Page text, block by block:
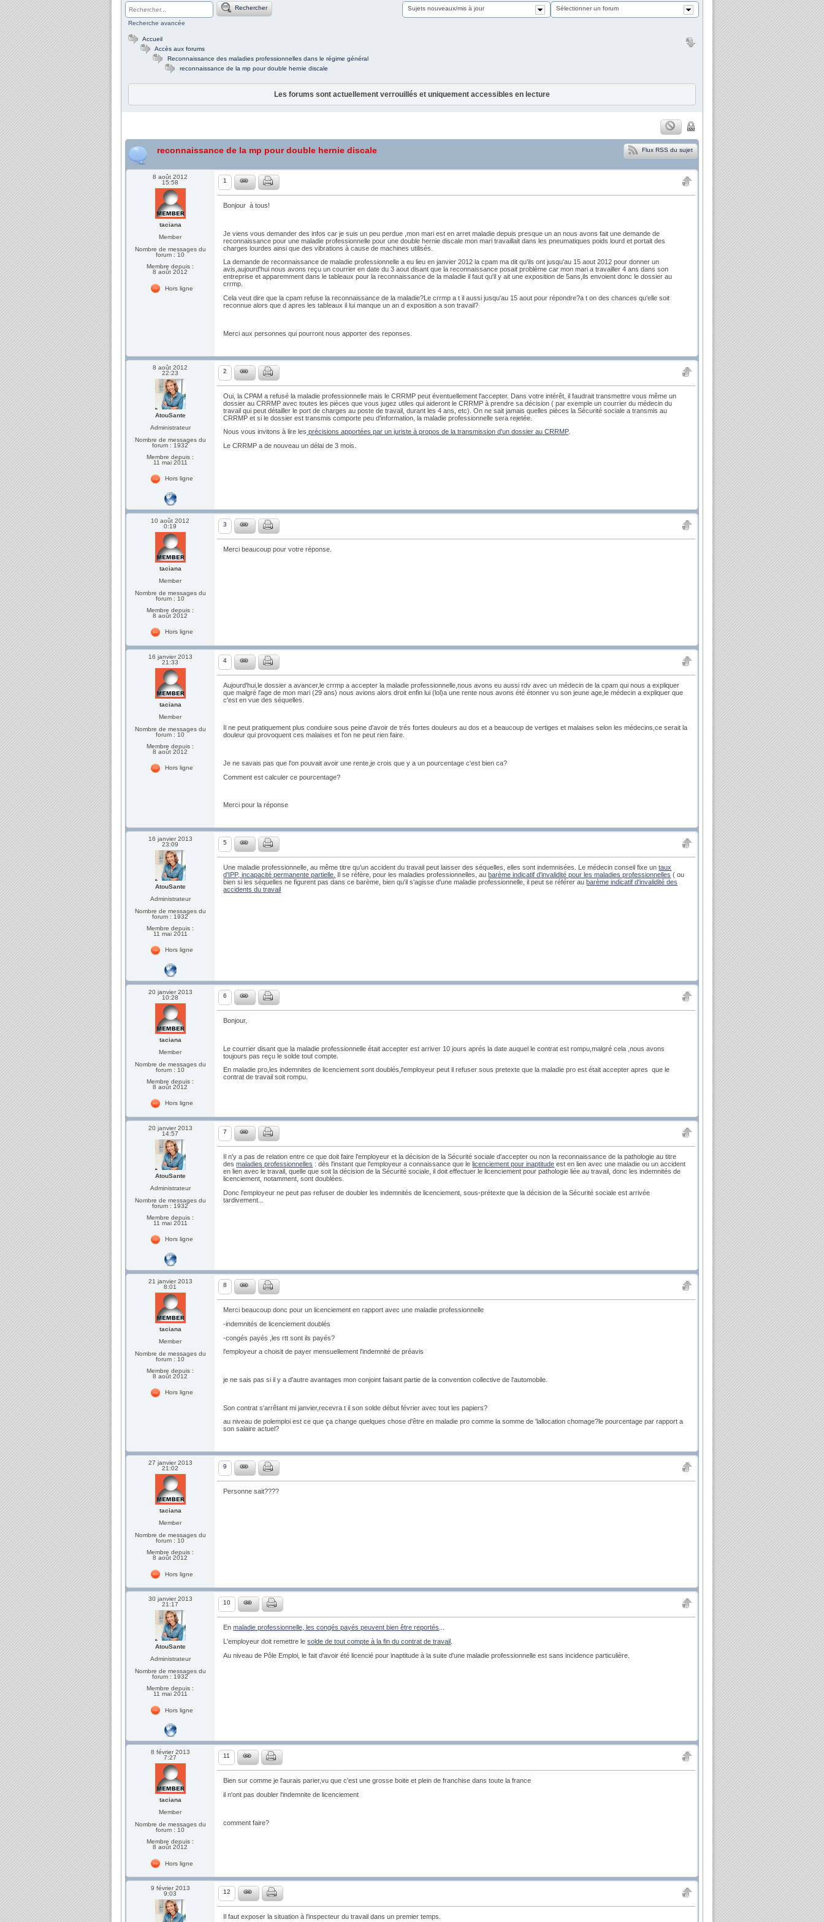
Sélectionner un forum
Sujets nouveaux/mis à jour
Rechercher
Recherche avancée
Accueil
Accès aux forums
Reconnaissance des maladies professionnelles dans le régime général
reconnaissance de la mp pour double hernie discale
Les forums sont actuellement verrouillés et uniquement accessibles en lecture
Flux RSS du sujet
reconnaissance de la mp pour double hernie discale
8 août 2012
15:58
taciana
Member
Nombre de messages du
forum : 10
Membre depuis :
8 août 2012
Hors ligne
1
Bonjour à tous!
Je viens vous demander des infos car je suis un peu perdue ,mon mari est en arret maladie depuis presque un an nous avons fait une demande de
reconnaissance pour une maladie professionnelle pour une double hernie discale mon mari travaillait dans les pneumatiques poids lourd et portait des
charges lourdes ainsi que des vibrations à cause de machines utilisés.
La demande de reconnaissance de maladie professionnelle a eu lieu en janvier 2012 la cpam ma dit qu'ils ont jusqu'au 15 aout 2012 pour donner un
avis,aujourd'hui nous avons reçu un courrier en date du 3 aout disant que la reconnaissance posait problème car mon mari a travailler 4 ans dans son
entreprise et apparemment dans le tableaux pour la reconnaissance de la maladie il faut qu'il y ait une exposition de 5ans,ils envoient donc le dossier au
crrmp.
Cela veut dire que la cpam refuse la reconnaissance de la maladie?Le crrmp a t il aussi jusqu'au 15 aout pour répondre?a t on des chances qu'elle soit
reconnue alors que d apres les tableaux il lui manque un an d exposition a son travail?
Merci aux personnes qui pourront nous apporter des reponses.
8 août 2012
22:23
AtouSante
Administrateur
Nombre de messages du
forum : 1932
Membre depuis :
11 mai 2011
Hors ligne
2
Oui, la CPAM a refusé la maladie professionnelle mais le CRRMP peut éventuellement l'accepter. Dans votre intérêt, il faudrait transmettre vous même un
dossier au CRRMP avec toutes les pièces que vous jugez utiles qui aideront le CRRMP à prendre sa décision ( par exemple un courrier du médecin du
travail qui peut détailler le port de charges au poste de travail, durant les 4 ans, etc). On ne sait jamais quelles pièces la Sécurité sociale a transmis au
CRRMP et si le dossier est transmis comporte peu d'information, la maladie professionnelle sera rejetée.
Nous vous invitons à lire les précisions apportées par un juriste à propos de la transmission d'un dossier au CRRMP.
Le CRRMP a de nouveau un délai de 3 mois.
10 août 2012
0:19
taciana
Member
Nombre de messages du
forum : 10
Membre depuis :
8 août 2012
Hors ligne
3
Merci beaucoup pour votre réponse.
16 janvier 2013
21:33
taciana
Member
Nombre de messages du
forum : 10
Membre depuis :
8 août 2012
Hors ligne
4
Aujourd'hui,le dossier a avancer,le crrmp a accepter la maladie professionnelle,nous avons eu aussi rdv avec un médecin de la cpam qui nous a expliquer
que malgré l'age de mon mari (29 ans) nous avions alors droit enfin lui (lol)a une rente nous avons été étonner vu son jeune age,le médecin a expliquer que
c'est en vue des séquelles.
Il ne peut pratiquement plus conduire sous peine d'avoir de trés fortes douleurs au dos et a beaucoup de vertiges et malaises selon les médecins,ce serait la
douleur qui provoquent ces malaises et l'on ne peut rien faire.
Je ne savais pas que l'on pouvait avoir une rente,je crois que y a un pourcentage c'est bien ca?
Comment est calculer ce pourcentage?
Merci pour la réponse
16 janvier 2013
23:09
AtouSante
Administrateur
Nombre de messages du
forum : 1932
Membre depuis :
11 mai 2011
Hors ligne
5
Une maladie professionnelle, au même titre qu'un accident du travail peut laisser des séquelles, elles sont indemnisées. Le médecin conseil fixe untaux
d'IPP, incapacité permanente partielle. Il se réfère, pour les maladies professionnelles, aubarème indicatif d'invalidité pour les maladies professionnelles ( ou
bien si les séquelles ne figurent pas dans ce barème, bien qu'il s'agisse d'une maladie professionnelle, il peut se référer aubarème indicatif d'invalidité des
accidents du travail
20 janvier 2013
10:28
taciana
Member
Nombre de messages du
forum : 10
Membre depuis :
8 août 2012
Hors ligne
6
Bonjour,
Le courrier disant que la maladie professionnelle était accepter est arriver 10 jours aprés la date auquel le contrat est rompu,malgré cela ,nous avons
toujours pas reçu le solde tout compte.
En maladie pro,les indemnites de licenciement sont doublés,l'employeur peut il refuser sous pretexte que la maladie pro est était accepter apres que le
contrat de travail soit rompu.
20 janvier 2013
14:57
AtouSante
Administrateur
Nombre de messages du
forum : 1932
Membre depuis :
11 mai 2011
Hors ligne
7
Il n'y a pas de relation entre ce que doit faire l'employeur et la décision de la Sécurité sociale d'accepter ou non la reconnaissance de la pathologie au titre
desmaladies professionnelles : dès l'instant que l'employeur a connaissance que lelicenciement pour inaptitude est en lien avec une maladie ou un accident
en lien avec le travail, quelle que soit la décision de la Sécurité sociale, il doit effectuer le licenciement pour pathologie liée au travail, donc les indemnités de
licenciement, notamment, sont doublées.
Donc l'employeur ne peut pas refuser de doubler les indemnités de licenciement, sous-prétexte que la décision de la Sécurité sociale est arrivée
tardivement...
21 janvier 2013
8:01
taciana
Member
Nombre de messages du
forum : 10
Membre depuis :
8 août 2012
Hors ligne
8
Merci beaucoup donc pour un licenciement en rapport avec une maladie professionnelle
-indemnités de licenciement doublés
-congés payés ,les rtt sont ils payés?
l'employeur a choisit de payer mensuellement l'indemnité de préavis
je ne sais pas si il y a d'autre avantages mon conjoint faisant partie de la convention collective de l'automobile.
Son contrat s'arrêtant mi janvier,recevra t il son solde début février avec tout les papiers?
au niveau de polemploi est ce que ça change quelques chose d'être en maladie pro comme la somme de 'lallocation chomage?le pourcentage par rapport a
son salaire actuel?
27 janvier 2013
21:02
taciana
Member
Nombre de messages du
forum : 10
Membre depuis :
8 août 2012
Hors ligne
9
Personne sait????
30 janvier 2013
21:17
AtouSante
Administrateur
Nombre de messages du
forum : 1932
Membre depuis :
11 mai 2011
Hors ligne
10
Enmaladie professionnelle, les congés payés peuvent bien être reportés
L'employeur doit remettre lesolde de tout compte à la fin du contrat de travail
Au niveau de Pôle Emploi, le fait d'avoir été licencié pour inaptitude à la suite d'une maladie professionnelle est sans incidence particulière.
8 février 2013
7:27
taciana
Member
Nombre de messages du
forum : 10
Membre depuis :
8 août 2012
Hors ligne
11
Bien sur comme je l'aurais parier,vu que c'est une grosse boite et plein de franchise dans toute la france
il n'ont pas doubler l'indemnite de licenciement
comment faire?
9 février 2013
9:03
12
Il faut exposer la situation à l'inspecteur du travail dans un premier temps.